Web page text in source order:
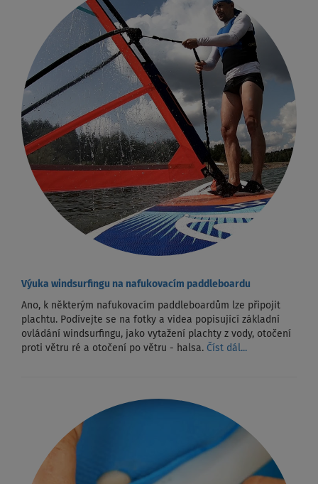
Výuka windsurfingu na nafukovacím paddleboardu
Ano, k některým nafukovacím paddleboardům lze připojit
plachtu. Podívejte se na fotky a videa popisující základní
ovládání windsurfingu, jako vytažení plachty z vody, otočení
proti větru ré a otočení po větru - halsa. Číst dál...